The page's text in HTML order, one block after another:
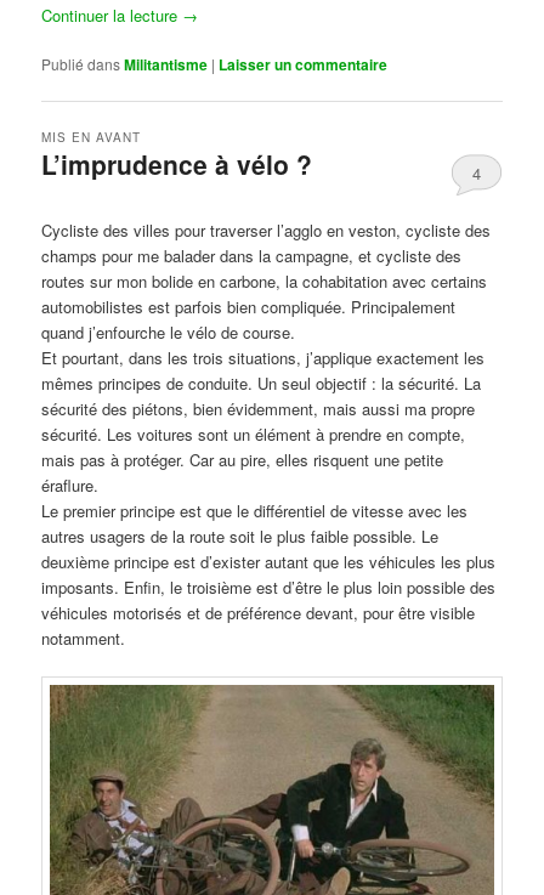
Continuer la lecture →
Publié dansMilitantisme | Laisser un commentaire
L’imprudence à vélo ?
MIS EN AVANT
4
Cycliste des villes pour traverser l’agglo en veston, cycliste des
champs pour me balader dans la campagne, et cycliste des
routes sur mon bolide en carbone, la cohabitation avec certains
automobilistes est parfois bien compliquée. Principalement
quand j’enfourche le vélo de course.
Et pourtant, dans les trois situations, j’applique exactement les
mêmes principes de conduite. Un seul objectif : la sécurité. La
sécurité des piétons, bien évidemment, mais aussi ma propre
sécurité. Les voitures sont un élément à prendre en compte,
mais pas à protéger. Car au pire, elles risquent une petite
éraflure.
Le premier principe est que le différentiel de vitesse avec les
autres usagers de la route soit le plus faible possible. Le
deuxième principe est d’exister autant que les véhicules les plus
imposants. Enfin, le troisième est d’être le plus loin possible des
véhicules motorisés et de préférence devant, pour être visible
notamment.